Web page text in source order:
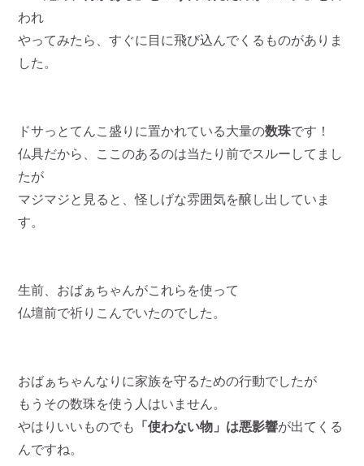
われ
やってみたら、すぐに目に飛び込んでくるものがありま
した。
ドサっとてんこ盛りに置かれている大量の数珠です！
仏具だから、ここのあるのは当たり前でスルーしてまし
たが
マジマジと見ると、怪しげな雰囲気を醸し出していま
す。
生前、おばぁちゃんがこれらを使って
仏壇前で祈りこんでいたのでした。
おばぁちゃんなりに家族を守るための行動でしたが
もうその数珠を使う人はいません。
やはりいいものでも 「使わない物」は悪影響が出てくる
んですね。